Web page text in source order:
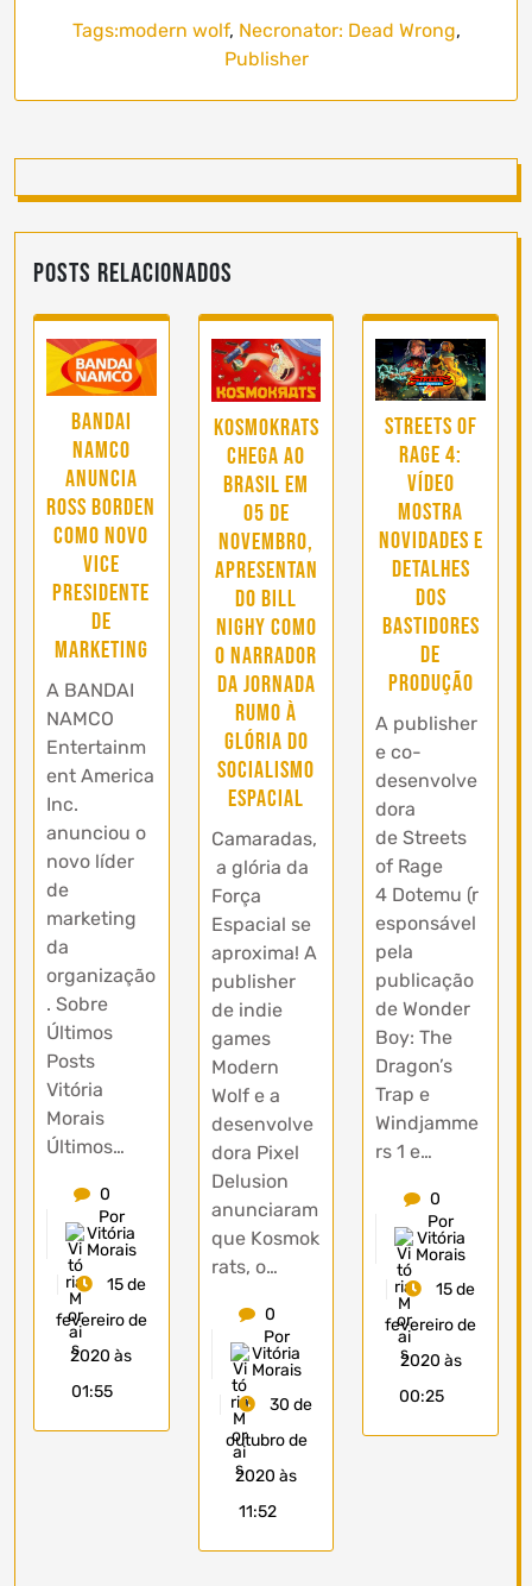
Tags:modern wolf, Necronator: Dead Wrong,
Publisher
Posts Relacionados
Bandai
Namco
anuncia
Ross Borden
como novo
vice
presidente
de
marketing
A BANDAI
NAMCO
Entertainm
ent America
Inc.
anunciou o
novo líder
de
marketing
da
organização
. Sobre
Últimos
Posts
Vitória
Morais
Últimos…
0
Por
Vitória
Morais
15 de
fevereiro de
2020 às
01:55
Kosmokrats
chega ao
Brasil em
05 de
novembro,
apresentan
do Bill
Nighy como
o narrador
da jornada
rumo à
glória do
Socialismo
Espacial
Camaradas,
a glória da
Força
Espacial se
aproxima! A
publisher
de indie
games
Modern
Wolf e a
desenvolve
dora Pixel
Delusion
anunciaram
que Kosmok
rats, o…
0
Por
Vitória
Morais
30 de
outubro de
2020 às
11:52
Streets of
Rage 4:
vídeo
mostra
novidades e
detalhes
dos
bastidores
de
produção
A publisher
e co-
desenvolve
dora
de Streets
of Rage
4 Dotemu (r
esponsável
pela
publicação
de Wonder
Boy: The
Dragon’s
Trap e
Windjamme
rs 1 e…
0
Por
Vitória
Morais
15 de
fevereiro de
2020 às
00:25